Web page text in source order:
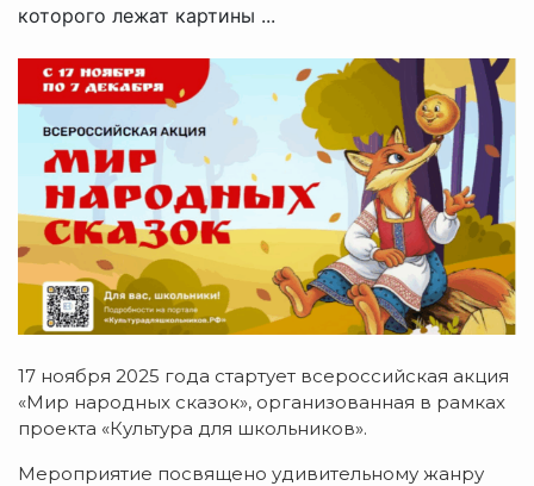
которого лежат картины ...
17 ноября 2025 года стартует всероссийская акция
«Мир народных сказок», организованная в рамках
проекта «Культура для школьников».
Мероприятие посвящено удивительному жанру